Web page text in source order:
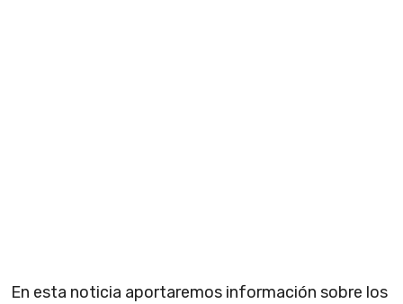
En esta noticia aportaremos información sobre los